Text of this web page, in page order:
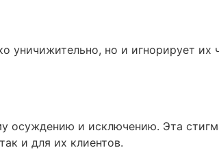
уничижительно, но и игнорирует их
осуждению и исключению. Эта
и для их клиентов.